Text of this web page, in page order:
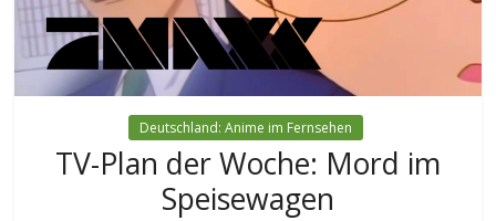
Deutschland: Anime im Fernsehen
TV-Plan der Woche: Mord im
Speisewagen